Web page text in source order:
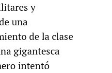
y
una
de la clase
gigantesca
intentó